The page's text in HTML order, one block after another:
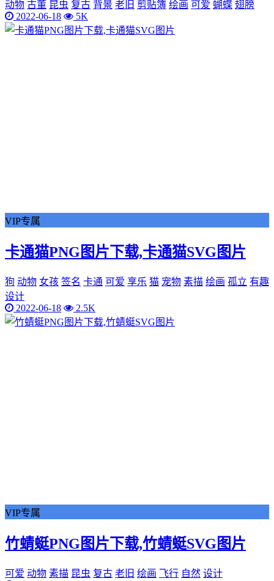
动物 古董 昆虫 复古 背景 老旧 剪贴簿 绘画 可爱 蝴蝶 翅膀
2022-06-18
5K
VIP专属
卡通猫PNG图片下载,卡通猫SVG图片
狗 动物 女孩 签名 卡通 可爱 享乐 猫 宠物 素描 绘画 孤立 有趣
设计
2022-06-18
2.5K
VIP专属
竹蜻蜓PNG图片下载,竹蜻蜓SVG图片
可爱 动物 素描 昆虫 复古 老旧 绘画 飞行 自然 设计